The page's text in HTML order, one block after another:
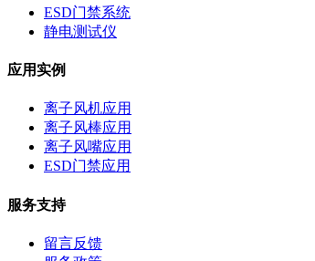
ESD门禁系统
静电测试仪
应用实例
离子风机应用
离子风棒应用
离子风嘴应用
ESD门禁应用
服务支持
留言反馈